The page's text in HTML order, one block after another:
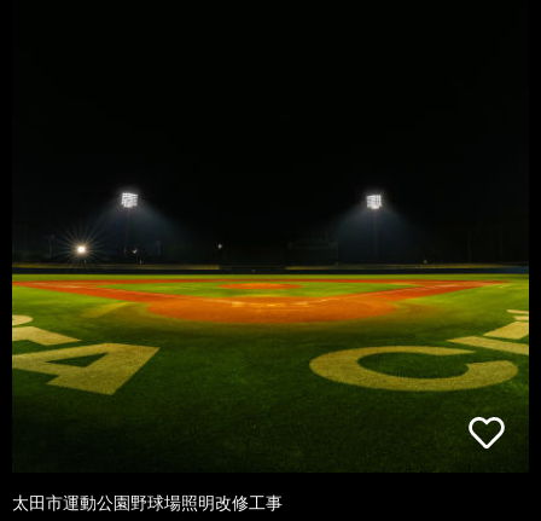
太田市運動公園野球場照明改修工事